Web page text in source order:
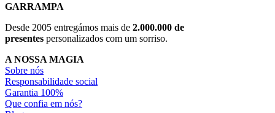
GARRAMPA
Desde 2005 entregámos mais de 2.000.000 de
presentes personalizados com um sorriso.
A NOSSA MAGIA
Sobre nós
Responsabilidade social
Garantia 100%
Que confia em nós?